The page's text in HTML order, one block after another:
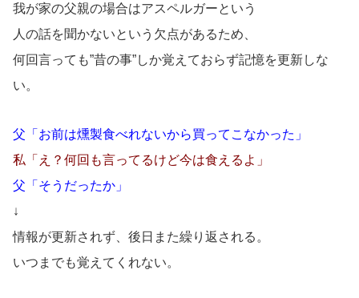
我が家の父親の場合はアスペルガーという
人の話を聞かないという欠点があるため、
何回言っても”昔の事”しか覚えておらず記憶を更新しな
い。
父「お前は燻製食べれないから買ってこなかった」
私「え？何回も言ってるけど今は食えるよ」
父「そうだったか」
↓
情報が更新されず、後日また繰り返される。
いつまでも覚えてくれない。